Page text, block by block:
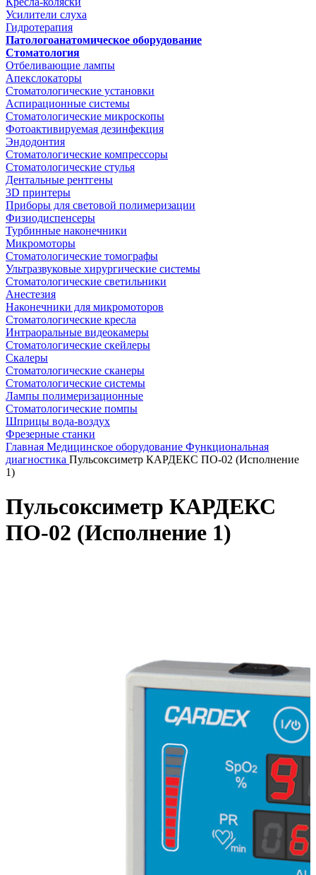
Усилители слуха
Гидротерапия
Патологоанатомическое оборудование
Стоматология
Отбеливающие лампы
Апекслокаторы
Стоматологические установки
Аспирационные системы
Стоматологические микроскопы
Фотоактивируемая дезинфекция
Эндодонтия
Стоматологические компрессоры
Стоматологические стулья
Дентальные рентгены
3D принтеры
Приборы для световой полимеризации
Физиодиспенсеры
Турбинные наконечники
Микромоторы
Стоматологические томографы
Ультразвуковые хирургические системы
Стоматологические светильники
Анестезия
Наконечники для микромоторов
Стоматологические кресла
Интраоральные видеокамеры
Стоматологические скейлеры
Скалеры
Стоматологические сканеры
Стоматологические системы
Лампы полимеризационные
Стоматологические помпы
Шприцы вода-воздух
Фрезерные станки
Главная Медицинское оборудование Функциональная
диагностика Пульсоксиметр КАРДЕКС ПО-02 (Исполнение
1)
Пульсоксиметр КАРДЕКС
ПО-02 (Исполнение 1)